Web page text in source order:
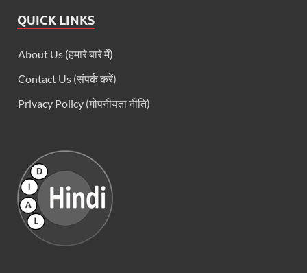
QUICK LINKS
About Us (हमारे बारे में)
Contact Us (संपर्क करें)
Privacy Policy (गोपनीयता नीति)